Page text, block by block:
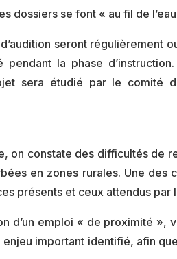
dossiers se font « au fil de
seront régulièrement
la phase
sera étudié par le comité
on constate des difficultés de
en zones rurales. Une des
présents et ceux attendus par
d’un emploi « de proximité »,
enjeu important identifié, afin